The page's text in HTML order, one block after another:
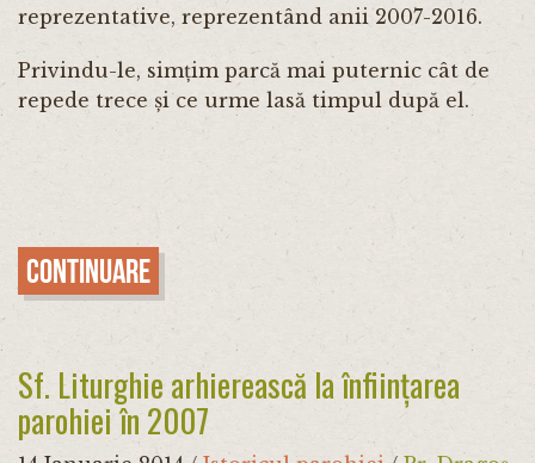
reprezentative, reprezentând anii 2007-2016.
Privindu-le, simțim parcă mai puternic cât de
repede trece și ce urme lasă timpul după el.
Continuare
Sf. Liturghie arhierească la înființarea
parohiei în 2007